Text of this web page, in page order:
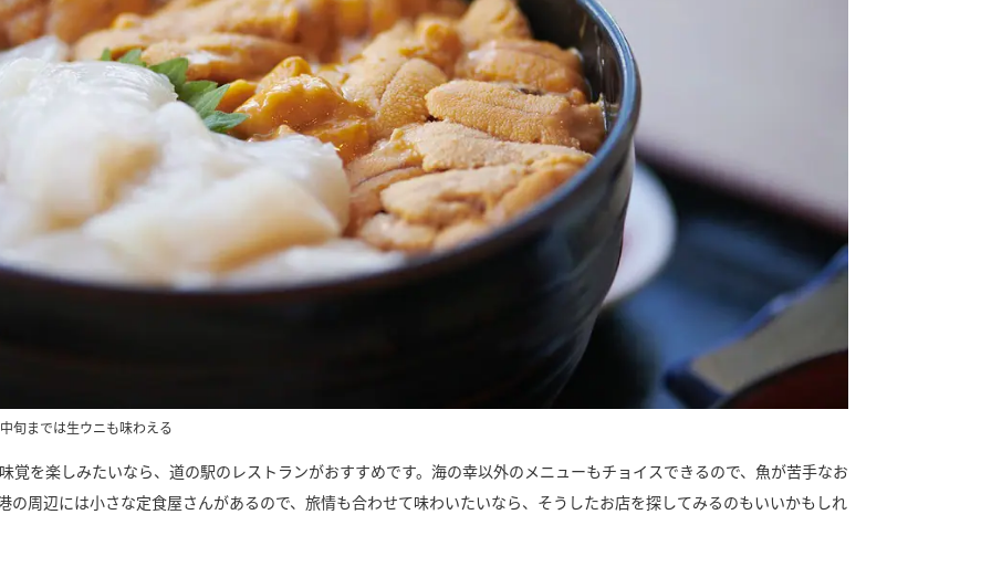
旬までは生ウニも味わえる
覚を楽しみたいなら、道の駅のレストランがおすすめです。海の幸以外のメニューもチョイスできるので、魚が苦手なお
の周辺には小さな定食屋さんがあるので、旅情も合わせて味わいたいなら、そうしたお店を探してみるのもいいかもしれ